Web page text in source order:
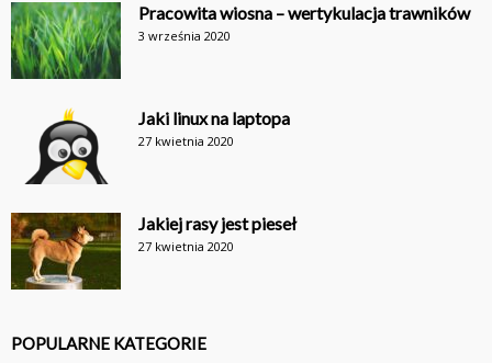
Pracowita wiosna – wertykulacja trawników
3 września 2020
Jaki linux na laptopa
27 kwietnia 2020
Jakiej rasy jest pieseł
27 kwietnia 2020
POPULARNE KATEGORIE